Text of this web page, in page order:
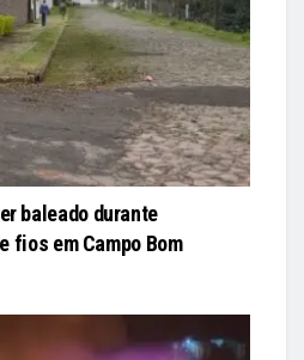
baleado durante
fios em Campo Bom